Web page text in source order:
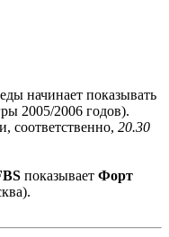
начинает показывать
2005/2006 годов).
соответственно, 20.30
показывает Форт